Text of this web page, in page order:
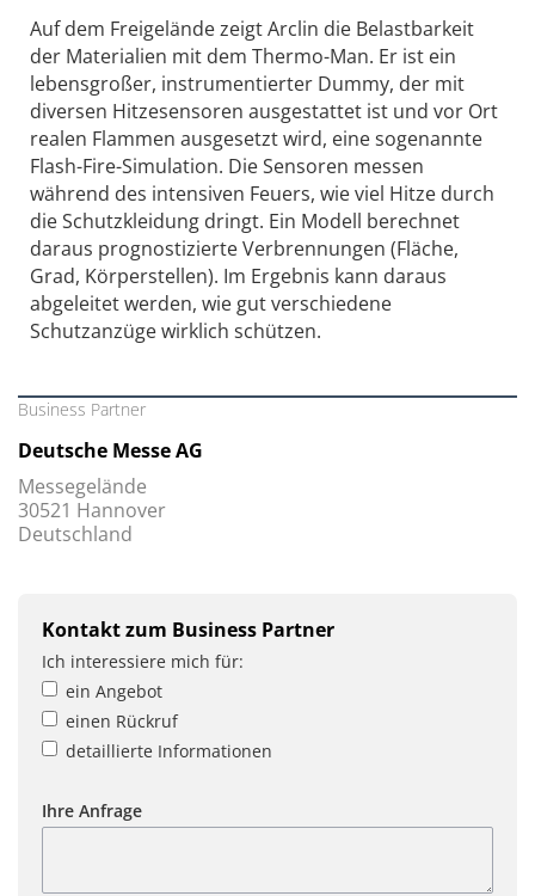
Auf dem Freigelände zeigt Arclin die Belastbarkeit
der Materialien mit dem Thermo-Man. Er ist ein
lebensgroßer, instrumentierter Dummy, der mit
diversen Hitzesensoren ausgestattet ist und vor Ort
realen Flammen ausgesetzt wird, eine sogenannte
Flash-Fire-Simulation. Die Sensoren messen
während des intensiven Feuers, wie viel Hitze durch
die Schutzkleidung dringt. Ein Modell berechnet
daraus prognostizierte Verbrennungen (Fläche,
Grad, Körperstellen). Im Ergebnis kann daraus
abgeleitet werden, wie gut verschiedene
Schutzanzüge wirklich schützen.
Business Partner
Deutsche Messe AG
Messegelände
30521 Hannover
Deutschland
Kontakt zum Business Partner
Ich interessiere mich für:
ein Angebot
einen Rückruf
detaillierte Informationen
Ihre Anfrage